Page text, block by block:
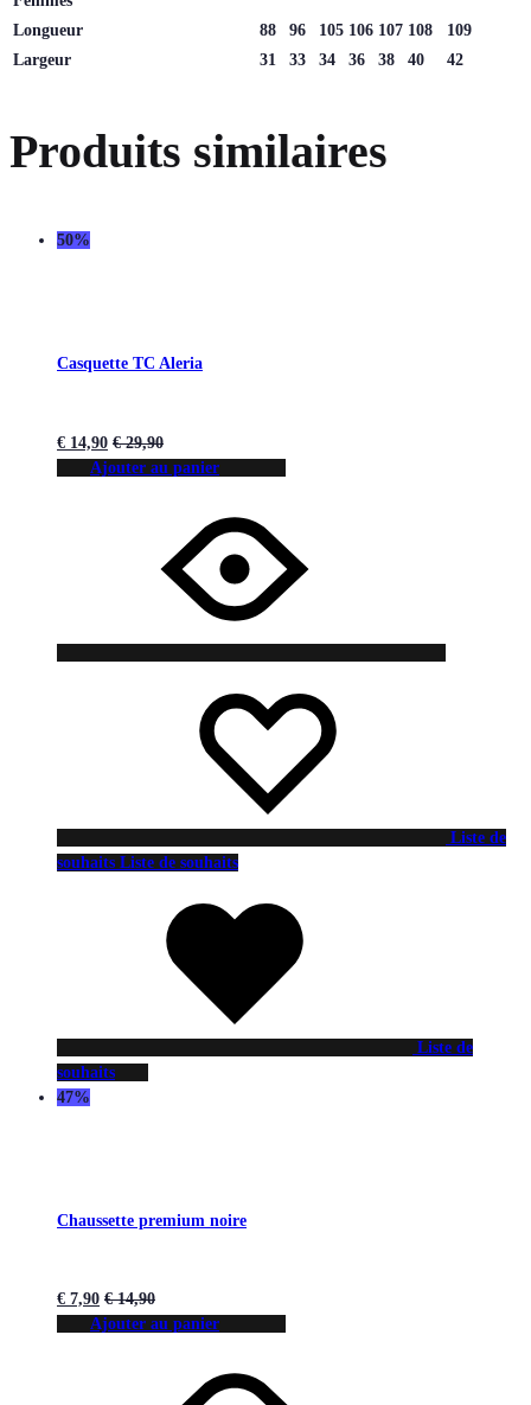
Longueur
88 96 105 106 107 108
109
Largeur
31 33 34 36 38 40 42
Produits similaires
50%
Casquette TC Aleria
€ 14,90 €29,90
Ajouter au panier
Liste de
souhaits Liste de souhaits
Liste de
souhaits
47%
Chaussette premium noire
€ 7,90 €14,90
Ajouter au panier